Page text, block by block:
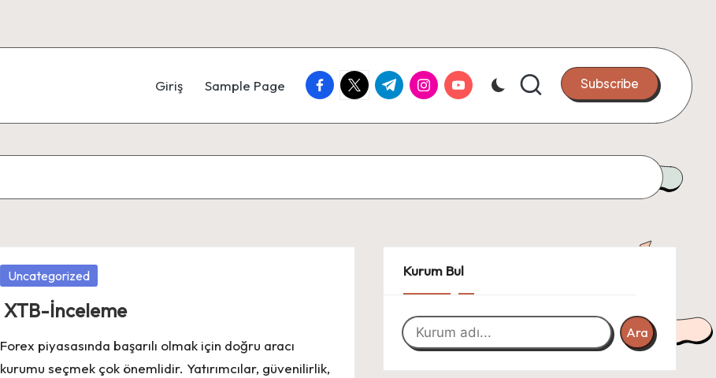
Giriş Sample Page facebook.com
twitter.com
t.me instagram.com
youtube.com Subscribe
Posted
Uncategorized
XTB-İnceleme
Forex piyasasında başarılı olmak için doğru aracı
kurumu seçmek çok önemlidir. Yatırımcılar, güvenilirlik,
Kurum Bul
Ara